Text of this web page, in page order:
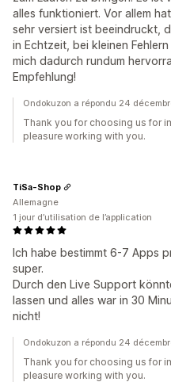
alles funktioniert. Vor allem
sehr versiert ist beeindruckt,
in Echtzeit, bei kleinen
mich dadurch rundum
Empfehlung!
Ondokuzon a répondu 24
Thank you for choosing us for
pleasure working with you.
Ich habe bestimmt 6-7 Apps
super.
Durch den Live Support
lassen und alles war in 30
nicht!
TiSa-Shop
Allemagne
1 jour d’utilisation de l’application
Ondokuzon a répondu 24
Thank you for choosing us for
pleasure working with you.